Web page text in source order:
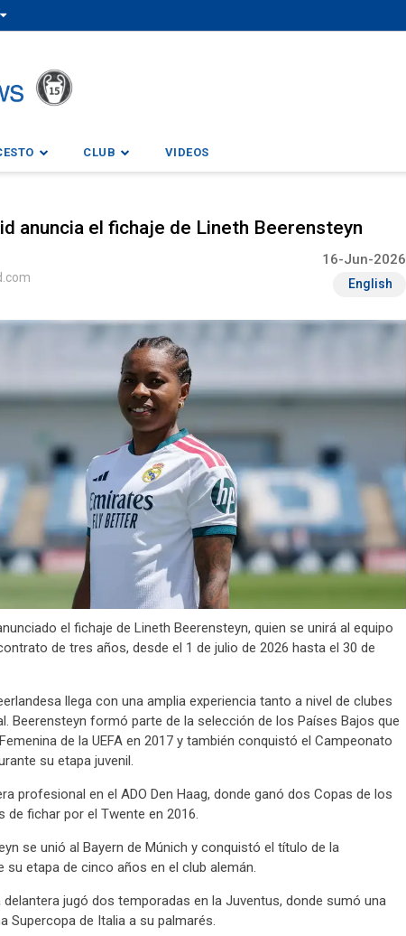
CLUB VIDEOS
anuncia el fichaje de Lineth Beerensteyn
16-Jun-2026
English
el fichaje de Lineth Beerensteyn, quien se unirá al equipo
de tres años, desde el 1 de julio de 2026 hasta el 30 de
llega con una amplia experiencia tanto a nivel de clubes
Beerensteyn formó parte de la selección de los Países Bajos que
de la UEFA en 2017 y también conquistó el Campeonato
su etapa juvenil.
profesional en el ADO Den Haag, donde ganó dos Copas de los
de fichar por el Twente en 2016.
se unió al Bayern de Múnich y conquistó el título de la
su etapa de cinco años en el club alemán.
jugó dos temporadas en la Juventus, donde sumó una
Supercopa de Italia a su palmarés.